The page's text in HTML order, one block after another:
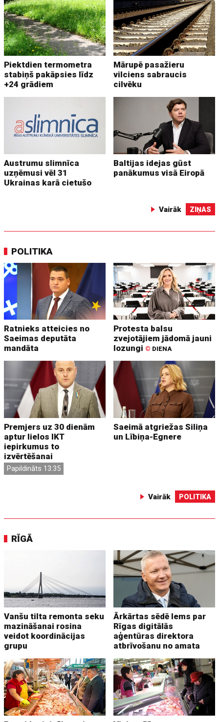
Piektdien termometra
stabiņš pakāpsies līdz
+24 grādiem
Mārupē pasažieru
vilciens sabraucis
cilvēku
Austrumu slimnīca
uzņēmusi vēl 31
Ukrainas karā cietušo
Baltijas idejas gūst
panākumus visā Eiropā
Vairāk ZIŅAS
POLITIKA
Ratnieks atteicies no
Saeimas deputāta
mandāta
Protesta balsu
zvejotājiem jādomā jauni
lozungi © DIENA
Premjers uz 30 dienām
aptur lielos IKT
iepirkumus to
izvērtēšanai
Papildināts 13:35
Saeimā atgriežas Siliņa
un Lībiņa-Egnere
Vairāk POLITIKA
RĪGĀ
Vanšu tilta remonta seku
mazināšanai rosina
veidot koordinācijas
grupu
Ārkārtas sēdē lems par
Rīgas digitālās
aģentūras direktora
atbrīvošanu no amata